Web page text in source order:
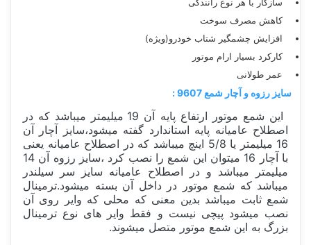
سازگار با هر نوع رانندگی
کاهش مصرف سوخت
افزایش چشمگیر شتاب خودرو(ویژه)
کارکرد بسیار ارام موتور
عمر طولانی
سایز رزوه و آچار شمع 9607 :
این شمع موتور ارتفاع پایه آن 19 میلیمتر میباشد که در
اصطلاح عامیانه پایه استاندارد گفته میشود،سایز آچار آن
16 میلیمتر یا 5/8 اینچ میباشد که در اصطلاح عامیانه یعنی
با آچار 16 میتوان این شمع را نصب کرد ،سایز رزوه آن 14
میلیمتر میباشد و در اصطلاح عامیانه سایز سر سیلندر
میباشد که شمع موتور در داخل آن بسته میشود.ترمینال
شمع ثابت میباشد بدین معنی که محلی که وایر روی آن
نصب میشود پیچی نیست و فقط وایر های نوع ترمینال
بزرگ به این شمع موتور متصل میشوند.